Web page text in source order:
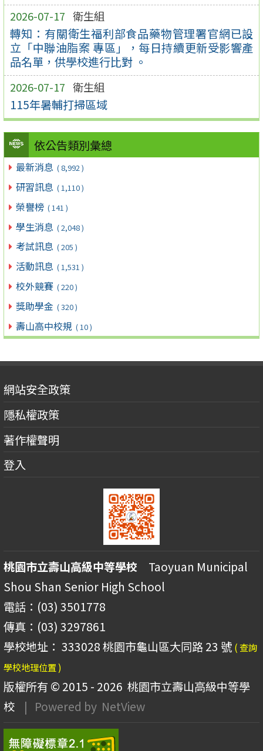
2026-07-17 衛生組
轉知：有關衛生福利部食品藥物管理署官網已設
立「中聯油脂案 專區」，每日持續更新受影響產
品名單，供學校進行比對 。
2026-07-17 衛生組
115年暑輔打掃區域
依公告類別彙總
最新消息 ( 8,992 )
研習訊息 ( 1,110 )
榮譽榜 ( 141 )
學生消息 ( 2,048 )
考試訊息 ( 205 )
活動訊息 ( 1,531 )
校外競賽 ( 220 )
獎助學金 ( 320 )
壽山高中校規 ( 10 )
網站安全政策
隱私權政策
著作權聲明
登入
桃園市立壽山高級中等學校 Taoyuan Municipal
Shou Shan Senior High School
電話：(03) 3501778
傳真：(03) 3297861
學校地址： 333028 桃園市龜山區大同路 23 號 ( 查詢
學校地理位置 )
版權所有 © 2015 - 2026 桃園市立壽山高級中等學
校
| Powered by NetView